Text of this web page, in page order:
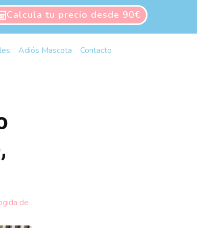
Calcula tu precio desde 90€
Adiós Mascota Contacto
de